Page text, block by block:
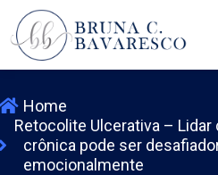
para
conteúdo
Home
Retocolite Ulcerativa –
crônica pode ser
emocionalmente